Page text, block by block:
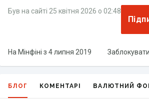
Був на сайті 25 квітня 2026 о 02:48
На Мінфіні з 4 липня 2019 Заблокувати
БЛОГ КОМЕНТАРІ ВАЛЮТНИЙ